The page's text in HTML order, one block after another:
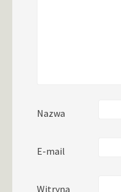
Nazwa
E-mail
Witryna